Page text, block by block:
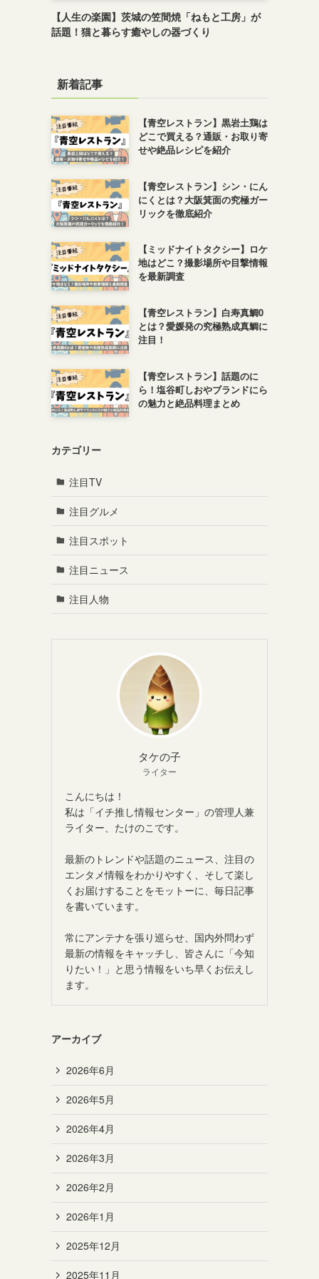
【人生の楽園】茨城の笠間焼「ねもと工房」が
話題！猫と暮らす癒やしの器づくり
新着記事
【青空レストラン】黒岩土鶏は
どこで買える？通販・お取り寄
せや絶品レシピを紹介
【青空レストラン】シン・にん
にくとは？大阪箕面の究極ガー
リックを徹底紹介
【ミッドナイトタクシー】ロケ
地はどこ？撮影場所や目撃情報
を最新調査
【青空レストラン】白寿真鯛0
とは？愛媛発の究極熟成真鯛に
注目！
【青空レストラン】話題のに
ら！塩谷町しおやブランドにら
の魅力と絶品料理まとめ
カテゴリー
注目TV
注目グルメ
注目スポット
注目ニュース
注目人物
タケの子
ライター
こんにちは！
私は「イチ推し情報センター」の管理人兼
ライター、たけのこです。
最新のトレンドや話題のニュース、注目の
エンタメ情報をわかりやすく、そして楽し
くお届けすることをモットーに、毎日記事
を書いています。
常にアンテナを張り巡らせ、国内外問わず
最新の情報をキャッチし、皆さんに「今知
りたい！」と思う情報をいち早くお伝えし
ます。
アーカイブ
2026年6月
2026年5月
2026年4月
2026年3月
2026年2月
2026年1月
2025年12月
2025年11月